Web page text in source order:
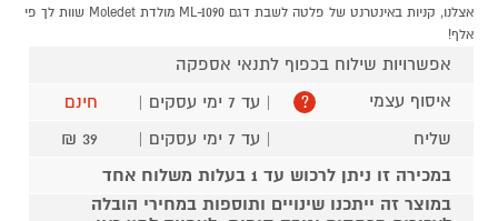
אצלנו, קניות באינטרנט של פלטה לשבת דגם ML-1090 מולדת Moledet שוות לך פי
אלף!
אפשרויות שילוח בכפוף לתנאי אספקה
איסוף עצמי
? | עד 7 ימי עסקים |
חינם
שליח
| עד 7 ימי עסקים |
39 ₪
במכירה זו ניתן לרכוש עד 1 בעלות משלוח אחד
במוצר זה ייתכנו שינויים ותוספות במחירי הובלה